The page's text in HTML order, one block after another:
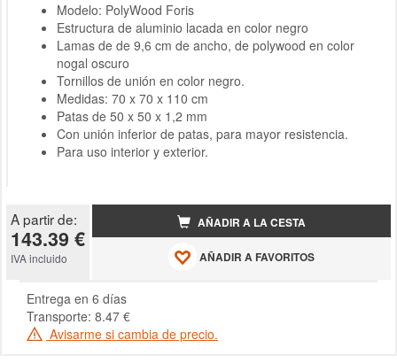
Modelo: PolyWood Foris
Estructura de aluminio lacada en color negro
Lamas de de 9,6 cm de ancho, de polywood en color
nogal oscuro
Tornillos de unión en color negro.
Medidas: 70 x 70 x 110 cm
Patas de 50 x 50 x 1,2 mm
Con unión inferior de patas, para mayor resistencia.
Para uso interior y exterior.
A partir de:
143.39 €
IVA incluido
AÑADIR A LA CESTA
AÑADIR A FAVORITOS
Entrega en 6 días
Transporte: 8.47 €
Avisarme si cambia de precio.